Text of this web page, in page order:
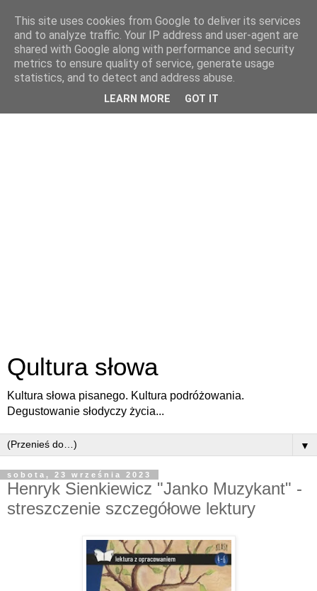
Qultura słowa
Kultura słowa pisanego. Kultura podróżowania.
Degustowanie słodyczy życia...
▼
sobota, 23 września 2023
Henryk Sienkiewicz "Janko Muzykant" -
streszczenie szczegółowe lektury
This site uses cookies from Google to deliver its services
and to analyze traffic. Your IP address and user-agent are
shared with Google along with performance and security
metrics to ensure quality of service, generate usage
statistics, and to detect and address abuse.
LEARN MORE GOT IT